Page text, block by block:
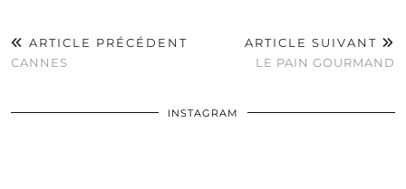
ARTICLE PRÉCÉDENT
CANNES
ARTICLE SUIVANT
LE PAIN GOURMAND
INSTAGRAM